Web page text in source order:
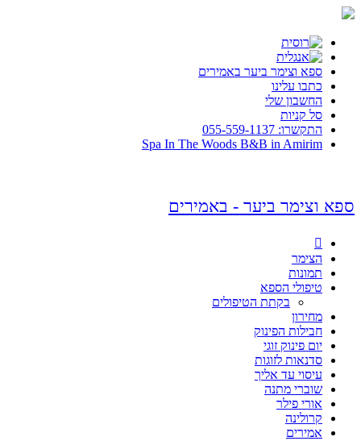
ספא וצימר ביער באמירים
כתבו עלינו
החשבון שלי
סל קניות
התקשרו: 055-559-1137
Spa In The Woods B&B in Amirim
ספא וצימר ביער - באמירים

הצימר
תמונות
טיפולי הספא
בקתת הטיפולים
מחירון
חבילות הפינוק
יום פינוק זוגי
סדנאות לזוגות
עיסוי עד אליך
שוברי מתנה
אורי פילר
קרולינה
אמירים